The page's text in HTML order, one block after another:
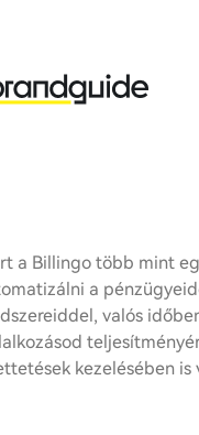
a Billingo több mint
a
valós
kezelésében is